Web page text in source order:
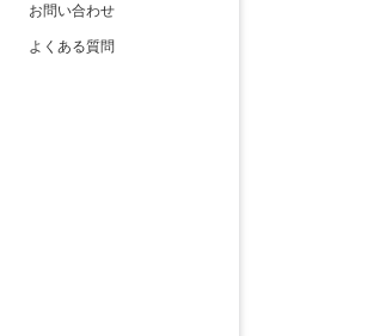
お問い合わせ
よくある質問